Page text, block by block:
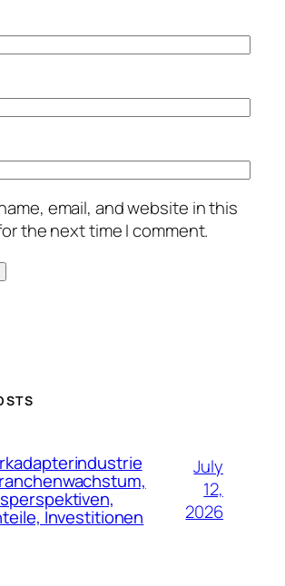
email, and website in this
the next time I comment.
Investitionen
July
12,
2026